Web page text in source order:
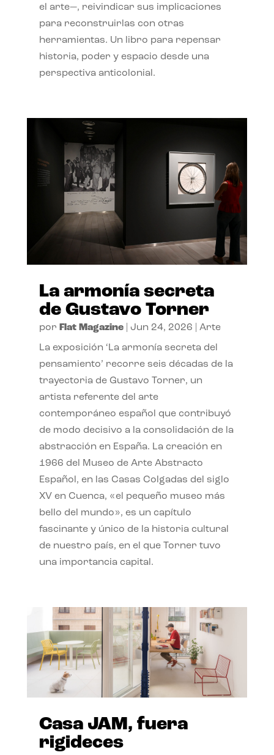
el arte—, reivindicar sus implicaciones
para reconstruirlas con otras
herramientas. Un libro para repensar
historia, poder y espacio desde una
perspectiva anticolonial.
La armonía secreta
de Gustavo Torner
por Flat Magazine| Jun 24, 2026 Arte
La exposición ‘La armonía secreta del
pensamiento’ recorre seis décadas de la
trayectoria de Gustavo Torner, un
artista referente del arte
contemporáneo español que contribuyó
de modo decisivo a la consolidación de la
abstracción en España. La creación en
1966 del Museo de Arte Abstracto
Español, en las Casas Colgadas del siglo
XV en Cuenca, «el pequeño museo más
bello del mundo», es un capítulo
fascinante y único de la historia cultural
de nuestro país, en el que Torner tuvo
una importancia capital.
Casa JAM, fuera
rigideces